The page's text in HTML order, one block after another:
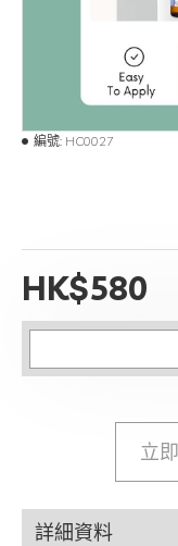
HK$580
編號: HC0027
立
詳細資料